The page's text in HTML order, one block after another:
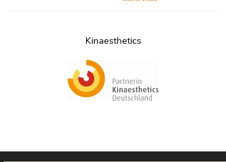
Kinaesthetics